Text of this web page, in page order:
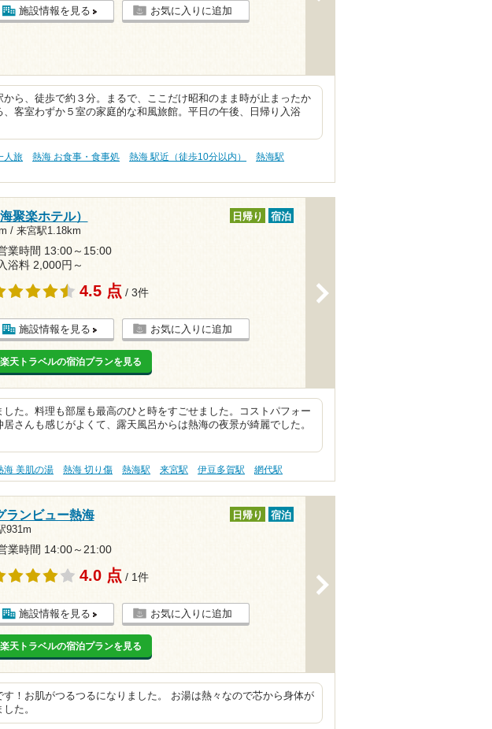
施設情報を見る お気に入りに追加
から、徒歩で約３分。まるで、ここだけ昭和のまま時が止まったか
客室わずか５室の家庭的な和風旅館。平日の午後、日帰り入浴
人旅 熱海 お食事・食事処 熱海 駅近（徒歩10分以内）
熱海駅
聚楽ホテル）
/ 来宮駅1.18km
日帰り 宿泊
業時間 13:00～15:00
浴料 2,000円～
4.5 点 / 3件
施設情報を見る お気に入りに追加
楽天トラベルの宿泊プランを見る
した。料理も部屋も最高のひと時をすごせました。コストパフォー
さんも感じがよくて、露天風呂からは熱海の夜景が綺麗でした。
海 美肌の湯 熱海 切り傷 熱海駅 来宮駅 伊豆多賀駅 網代駅
ンビュー熱海
931m
日帰り 宿泊
業時間 14:00～21:00
4.0 点 / 1件
施設情報を見る お気に入りに追加
楽天トラベルの宿泊プランを見る
す！お肌がつるつるになりました。 お湯は熱々なので芯から身体が
た。